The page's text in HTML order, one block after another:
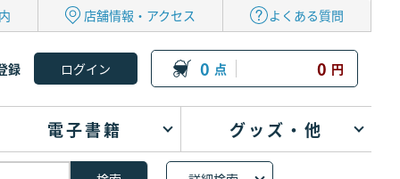
店舗情報・アクセス よくある質問
録 0 点 0 円
電子書籍 グッズ・他